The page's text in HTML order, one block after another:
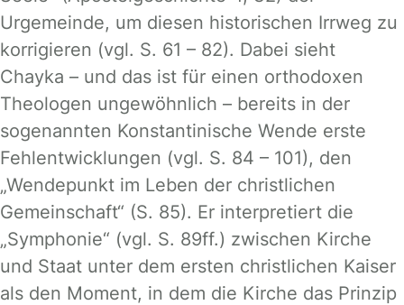
Urgemeinde, um diesen historischen Irrweg zu
korrigieren (vgl. S. 61 – 82). Dabei sieht
Chayka – und das ist für einen orthodoxen
Theologen ungewöhnlich – bereits in der
sogenannten Konstantinische Wende erste
Fehlentwicklungen (vgl. S. 84 – 101), den
„Wendepunkt im Leben der christlichen
Gemeinschaft“ (S. 85). Er interpretiert die
„Symphonie“ (vgl. S. 89ff.) zwischen Kirche
und Staat unter dem ersten christlichen Kaiser
als den Moment, in dem die Kirche das Prinzip